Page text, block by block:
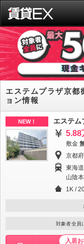
エステムプラザ京
ョン情報
NEW！ エステム
5.88
敷金
京都
東海
山陰
1K /
対象者全員
入居